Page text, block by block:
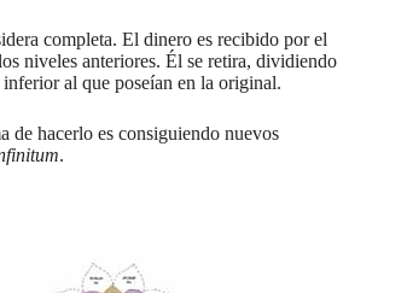
completa. El dinero es recibido por el
niveles anteriores. Él se retira, dividiendo
al que poseían en la original.
de hacerlo es consiguiendo nuevos
.